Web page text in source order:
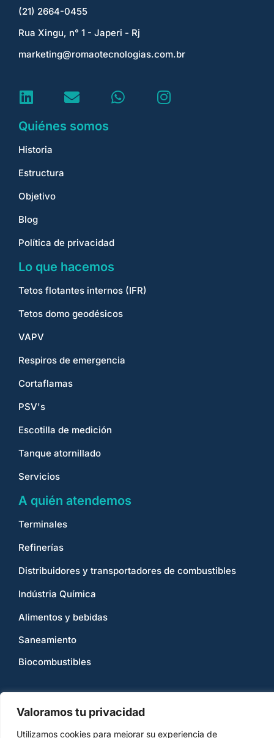
Valoramos tu privacidad
Utilizamos cookies para mejorar su experiencia de
(21) 2664-0455
Rua Xingu, n° 1 - Japeri - Rj
marketing@romaotecnologias.com.br
Quiénes somos
Historia
Estructura
Objetivo
Blog
Política de privacidad
Lo que hacemos
Tetos flotantes internos (IFR)
Tetos domo geodésicos
VAPV
Respiros de emergencia
Cortaflamas
PSV's
Escotilla de medición
Tanque atornillado
Servicios
A quién atendemos
Terminales
Refinerías
Distribuidores y transportadores de combustibles
Indústria Química
Alimentos y bebidas
Saneamiento
Biocombustibles